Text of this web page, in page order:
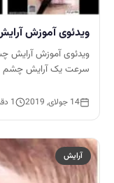
ویدئوی آموزش
ویدئوی آموزش آرایش
سرعت یک آرایش چشم
14 جولای, 2019 1 دقیقه مطالعه
آرایش